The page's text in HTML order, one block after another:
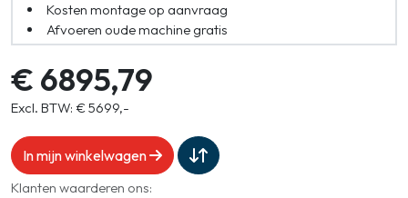
Kosten montage op aanvraag
Afvoeren oude machine gratis
€ 6895,79
Excl. BTW: € 5699,-
In mijn winkelwagen
Klanten waarderen ons: